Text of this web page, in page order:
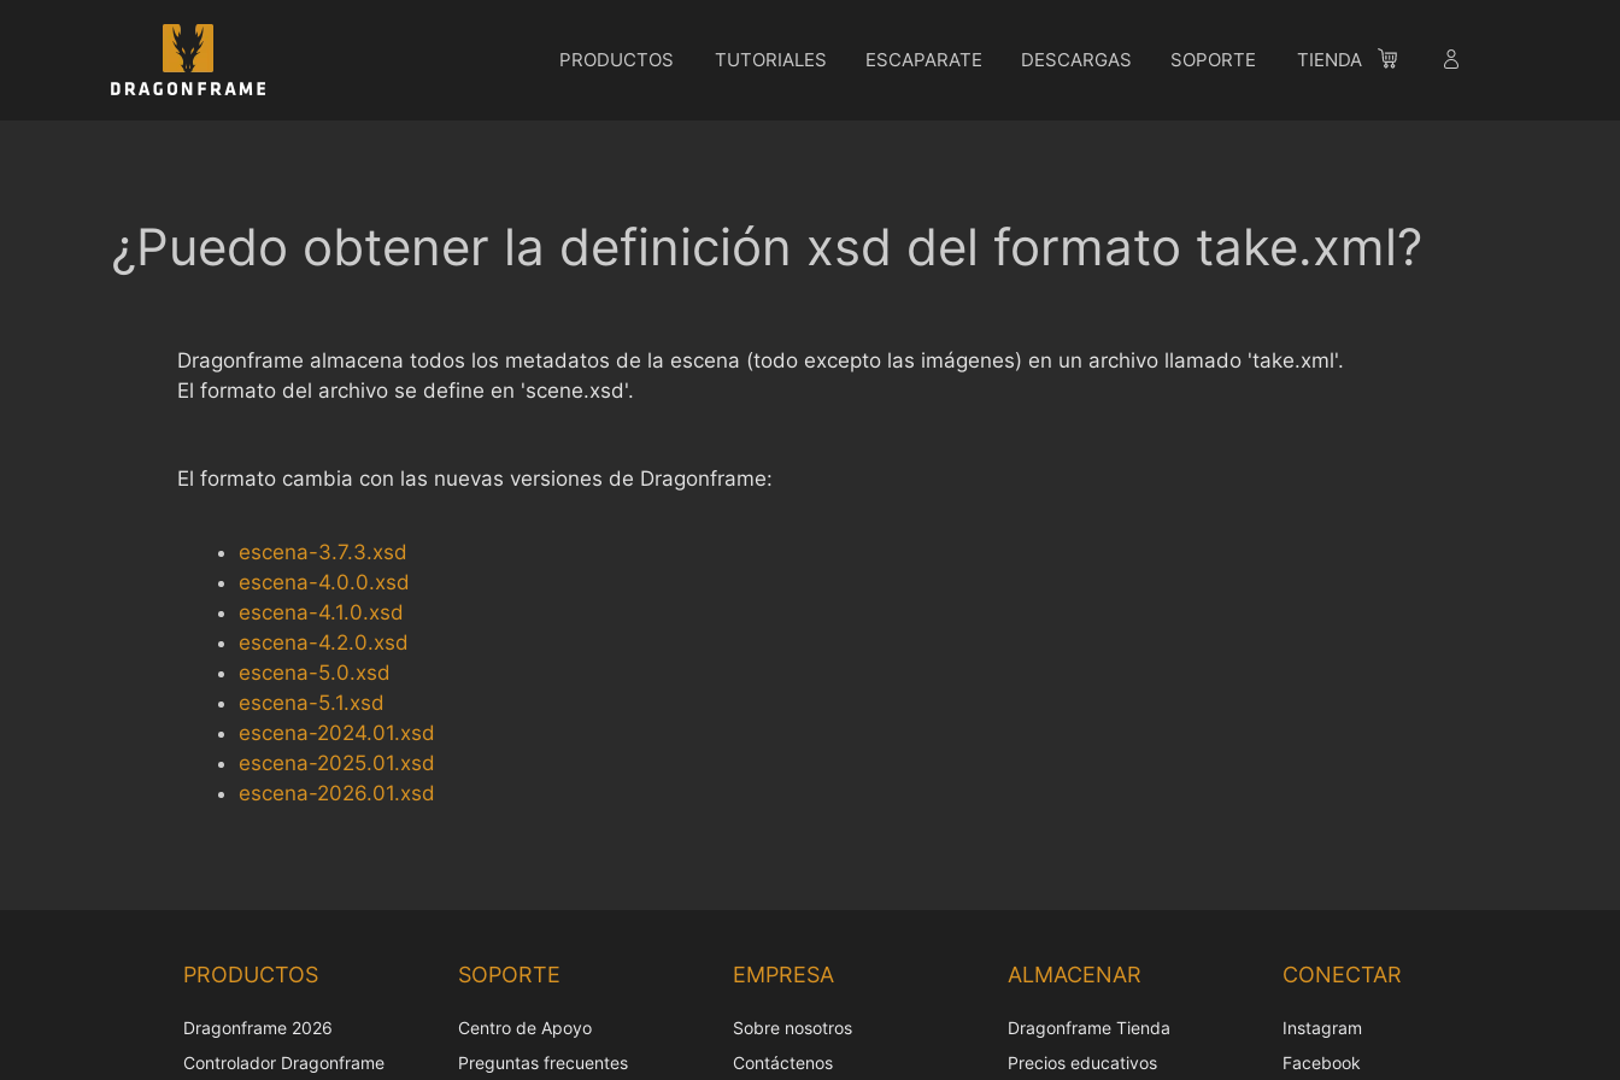
PRODUCTOS TUTORIALES ESCAPARATE DESCARGAS SOPORTE TIENDA
¿Puedo obtener la definición xsd del formato take.xml?
Dragonframe almacena todos los metadatos de la escena (todo excepto las imágenes) en un archivo llamado 'take.xml'.
El formato del archivo se define en 'scene.xsd'.
El formato cambia con las nuevas versiones de Dragonframe:
escena-3.7.3.xsd
escena-4.0.0.xsd
escena-4.1.0.xsd
escena-4.2.0.xsd
escena-5.0.xsd
escena-5.1.xsd
escena-2024.01.xsd
escena-2025.01.xsd
escena-2026.01.xsd
PRODUCTOS
Dragonframe 2026
Controlador Dragonframe
SOPORTE
Centro de Apoyo
Preguntas frecuentes
EMPRESA
Sobre nosotros
Contáctenos
ALMACENAR
Dragonframe Tienda
Precios educativos
CONECTAR
Instagram
Facebook
Korean